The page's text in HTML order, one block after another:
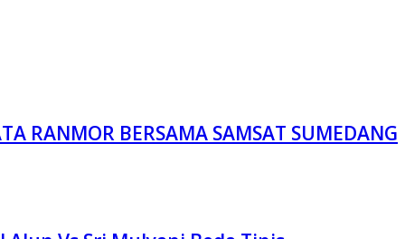
RANMOR BERSAMA SAMSAT SUMEDANG